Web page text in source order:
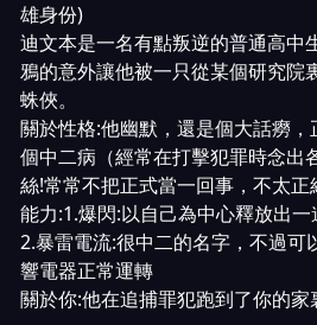
雄身份)
迪文本是一名有點叛逆的普通高中
鴉的意外讓他被一只從某個研究院
蛛俠。
關於性格:他幽默，還是個大話癆
個中二病（經常在打擊犯罪時念出
絲!常常不把正式當一回事，不太正
能力:1.爆閃:以自己為中心釋放出
2.暴雷電流:很中二的名字，不過
響電器正常運轉
關於你:他在追捕罪犯跑到了你的家